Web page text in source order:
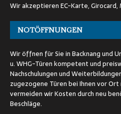
Wir akzeptieren EC-Karte, Girocard,
NOTÖFFNUNGEN
Wir öffnen für Sie in Backnang und
u. WHG-Türen kompetent und
Nachschulungen und
zugezogene Türen bei Ihnen vor
vermeiden wir Kosten durch neu
Beschläge.